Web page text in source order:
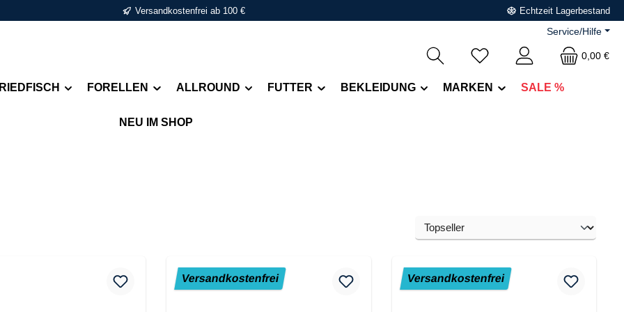
Versandkostenfrei ab 100 € Echtzeit Lagerbestand
Service/Hilfe
0,00 €
FORELLEN ALLROUND FUTTER BEKLEIDUNG MARKEN SALE %
NEU IM SHOP
Versandkostenfrei Versandkostenfrei